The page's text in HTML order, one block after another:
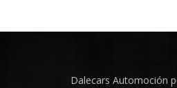
Dalecars Automoción